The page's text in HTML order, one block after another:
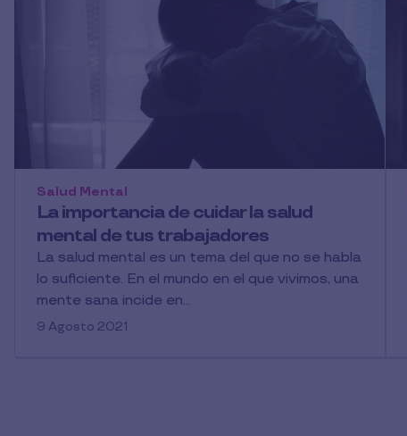
La importancia de cuidar la salud
mental de tus trabajadores
Salud Mental
La salud mental es un tema del que no se habla
lo suficiente. En el mundo en el que vivimos, una
mente sana incide en...
9 Agosto 2021